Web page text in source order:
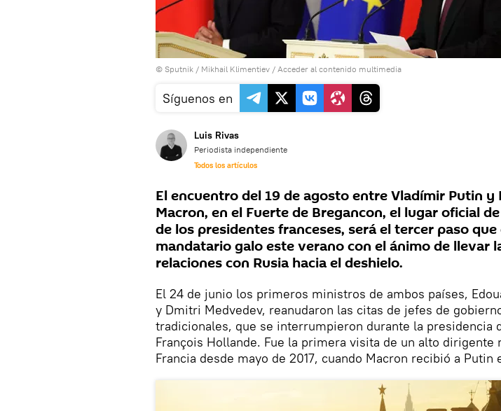
© Sputnik / Mikhail Klimentiev / Acceder al contenido multimedia
Síguenos en
Luis Rivas
Periodista independiente
Todos los artículos
El encuentro del 19 de agosto entre Vladímir Putin y
Macron, en el Fuerte de Bregancon, el lugar oficial
de los presidentes franceses, será el tercer paso que
mandatario galo este verano con el ánimo de llevar
relaciones con Rusia hacia el deshielo.
El 24 de junio los primeros ministros de ambos países,
y Dmitri Medvedev, reanudaron las citas de jefes de
tradicionales, que se interrumpieron durante la presidencia
François Hollande. Fue la primera visita de un alto dirigente
Francia desde mayo de 2017, cuando Macron recibió a Putin